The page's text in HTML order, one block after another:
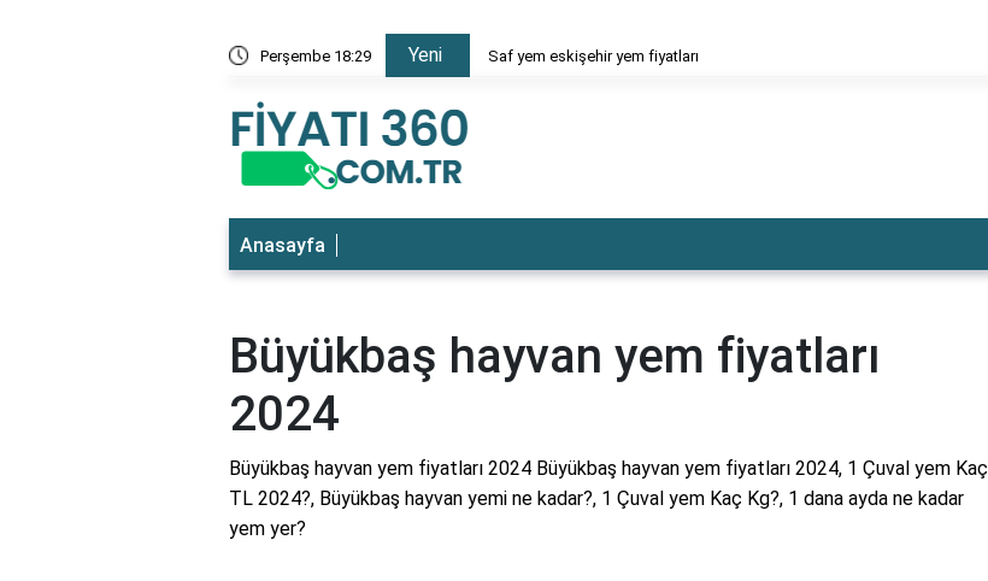
Perşembe 18:29 Yeni Saf yem eskişehir yem fiyatları
Anasayfa
Büyükbaş hayvan yem fiyatları
2024
Büyükbaş hayvan yem fiyatları 2024 Büyükbaş hayvan yem fiyatları 2024, 1 Çuval yem Kaç
TL 2024?, Büyükbaş hayvan yemi ne kadar?, 1 Çuval yem Kaç Kg?, 1 dana ayda ne kadar
yem yer?